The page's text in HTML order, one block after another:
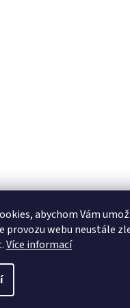
abychom Vám
provozu webu neustále
Více informací